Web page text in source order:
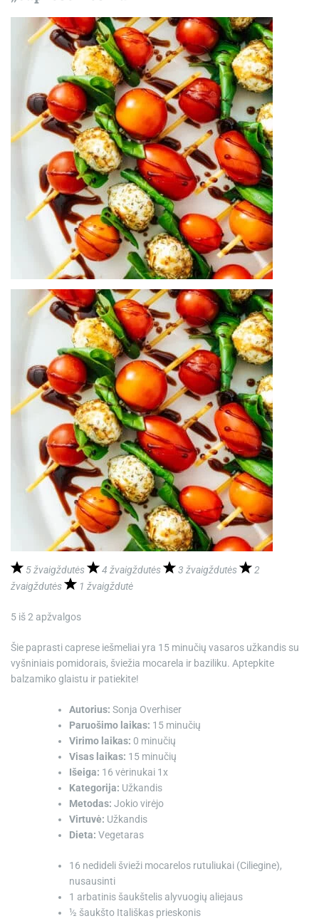
5 žvaigždutės 4 žvaigždutės 3 žvaigždutės
2
žvaigždutės
1 žvaigždutė
5 iš2 apžvalgos
Šie paprasti caprese iešmeliai yra 15 minučių vasaros užkandis su
vyšniniais pomidorais, šviežia mocarela ir baziliku. Aptepkite
balzamiko glaistu ir patiekite!
Autorius: Sonja Overhiser
Paruošimo laikas: 15 minučių
Virimo laikas: 0 minučių
Visas laikas: 15 minučių
Išeiga: 16 vėrinukai 1x
Kategorija: Užkandis
Metodas: Jokio virėjo
Virtuvė: Užkandis
Dieta: Vegetaras
16 nedideli švieži mocarelos rutuliukai (Ciliegine),
nusausinti
1 arbatinis šaukštelis alyvuogių aliejaus
½ šaukšto Itališkas prieskonis